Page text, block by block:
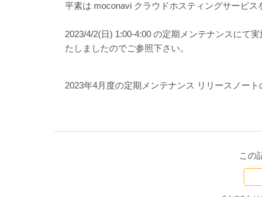
平素は moconavi クラウドホスティングサービス
2023/4/2(日) 1:00-4:00 の定期メンテナンスにて
たしましたのでご参照下さい。
2023年4月度の定期メンテナンス リリースノート
この